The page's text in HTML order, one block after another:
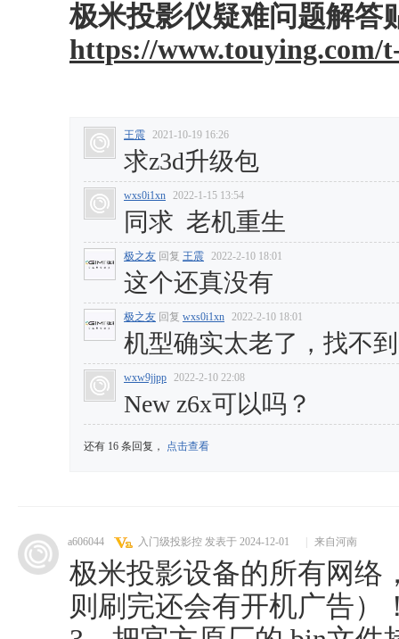
极米投影仪疑难问题解答
https://www.touying.com/
王震 2021-10-19 16:26
求z3d升级包
wxs0i1xn 2022-1-15 13:54
同求 老机重生
极之友 回复 王震 2022-2-10 18:01
这个还真没有
极之友 回复 wxs0i1xn 2022-2-10 18:01
机型确实太老了，找不
wxw9jjpp 2022-2-10 22:08
New z6x可以吗？
还有 16 条回复， 点击查看
a606044 入门级投影控 发表于 2024-12-01 来自河南
极米投影设备的所有网络
则刷完还会有开机广告）